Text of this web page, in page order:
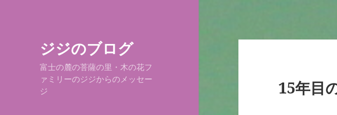
ジジのブログ
富士の麓の菩薩の里・木の花フ
ァミリーのジジからのメッセー
ジ
15年目